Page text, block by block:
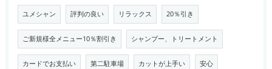
ユメシャン 評判の良い リラックス 20％引き
ご新規様全メニュー10％割引き シャンプー、トリートメント
カードでお支払い 第二駐車場 カットが上手い 安心